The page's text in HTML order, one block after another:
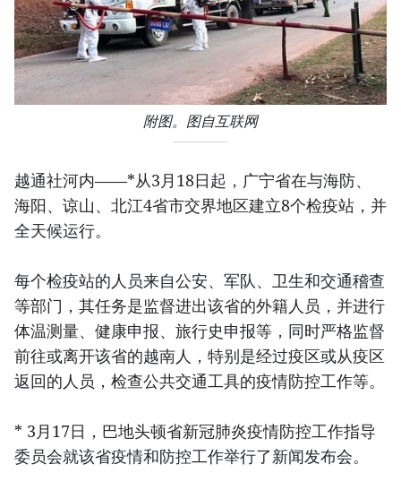
附图。图自互联网
越通社河内——*从3月18日起，广宁省在与海防、
海阳、谅山、北江4省市交界地区建立8个检疫站，并
全天候运行。
每个检疫站的人员来自公安、军队、卫生和交通稽查
等部门，其任务是监督进出该省的外籍人员，并进行
体温测量、健康申报、旅行史申报等，同时严格监督
前往或离开该省的越南人，特别是经过疫区或从疫区
返回的人员，检查公共交通工具的疫情防控工作等。
* 3月17日，巴地头顿省新冠肺炎疫情防控工作指导
委员会就该省疫情和防控工作举行了新闻发布会。